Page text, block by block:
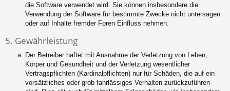
die Software verwendet wird. Sie können insbesondere die
Verwendung der Software für bestimmte Zwecke nicht untersagen
oder auf Inhalte fremder Foren Einfluss nehmen.
5. Gewährleistung
Der Betreiber haftet mit Ausnahme der Verletzung von Leben,
Körper und Gesundheit und der Verletzung wesentlicher
Vertragspflichten (Kardinalpflichten) nur für Schäden, die auf ein
vorsätzliches oder grob fahrlässiges Verhalten zurückzuführen